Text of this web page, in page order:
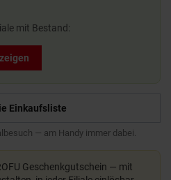
mit Bestand:
Einkaufsliste
— am Handy immer dabei.
Geschenkgutschein — mit